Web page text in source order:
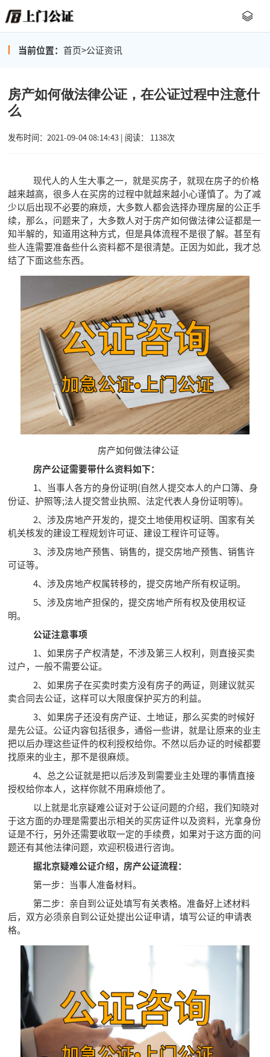
当前位置： 首页>公证资讯
房产如何做法律公证，在公证过程中注意什
么
发布时间：2021-09-04 08:14:43 | 阅读： 1138次
现代人的人生大事之一，就是买房子，就现在房子的价格
越来越高，很多人在买房的过程中就越来越小心谨慎了。为了减
少以后出现不必要的麻烦，大多数人都会选择办理房屋的公正手
续，那么，问题来了，大多数人对于房产如何做法律公证都是一
知半解的，知道用这种方式，但是具体流程不是很了解。甚至有
些人连需要准备些什么资料都不是很清楚。正因为如此，我才总
结了下面这些东西。
房产如何做法律公证
房产公证需要带什么资料如下：
1、当事人各方的身份证明(自然人提交本人的户口簿、身
份证、护照等;法人提交营业执照、法定代表人身份证明等)。
2、涉及房地产开发的，提交土地使用权证明、国家有关
机关核发的建设工程规划许可证、建设工程许可证等。
3、涉及房地产预售、销售的，提交房地产预售、销售许
可证等。
4、涉及房地产权属转移的，提交房地产所有权证明。
5、涉及房地产担保的，提交房地产所有权及使用权证
明。
公证注意事项
1、如果房子产权清楚，不涉及第三人权利，则直接买卖
过户，一般不需要公证。
2、如果房子在买卖时卖方没有房子的两证，则建议就买
卖合同去公证，这样可以大限度保护买方的利益。
3、如果房子还没有房产证、土地证，那么买卖的时候好
是先公证。公证内容包括很多，通俗一些讲，就是让原来的业主
把以后办理这些证件的权利授权给你。不然以后办证的时候都要
找原来的业主，那不是很麻烦。
4、总之公证就是把以后涉及到需要业主处理的事情直接
授权给你本人，这样你就不用麻烦他了。
以上就是北京疑难公证对于公证问题的介绍，我们知晓对
于这方面的办理是需要出示相关的买房证件以及资料，光拿身份
证是不行，另外还需要收取一定的手续费，如果对于这方面的问
题还有其他法律问题，欢迎积极进行咨询。
据北京疑难公证介绍，房产公证流程：
第一步：当事人准备材料。
第二步：亲自到公证处填写有关表格。准备好上述材料
后，双方必须亲自到公证处提出公证申请，填写公证的申请表
格。